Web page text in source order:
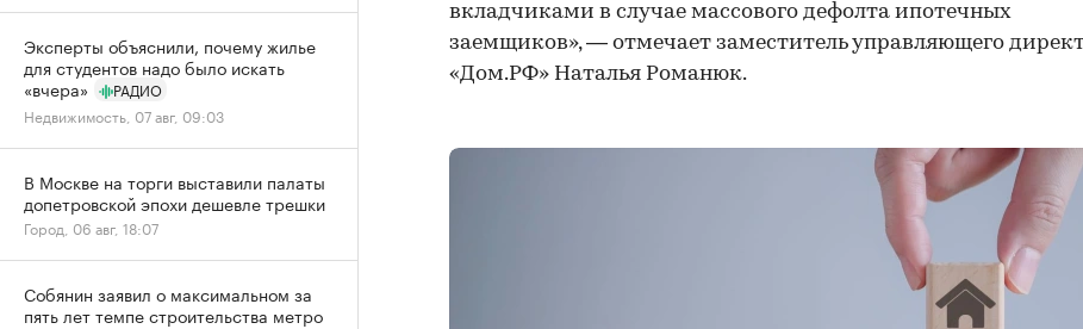
вкладчиками в случае массового дефолта ипотечных
заемщиков», — отмечает заместитель управляющего
«Дом.РФ» Наталья Романюк.
Эксперты объяснили, почему жилье
для студентов надо было искать
«вчера»
РАДИО
Недвижимость, 07 авг, 09:03
В Москве на торги выставили палаты
допетровской эпохи дешевле трешки
Город, 06 авг, 18:07
Собянин заявил о максимальном за
пять лет темпе строительства метро